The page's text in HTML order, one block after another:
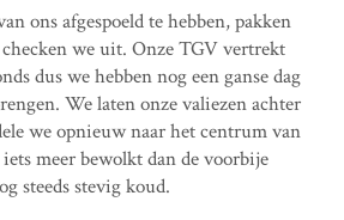
ons afgespoeld te hebben, pakken
we uit. Onze TGV vertrekt
dus we hebben nog een ganse dag
We laten onze valiezen achter
we opnieuw naar het centrum van
meer bewolkt dan de voorbije
steeds stevig koud.